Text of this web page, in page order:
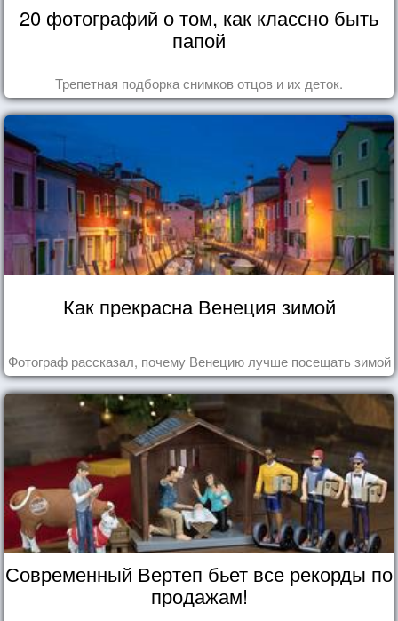
20 фотографий о том, как классно быть
папой
Трепетная подборка снимков отцов и их деток.
Как прекрасна Венеция зимой
Фотограф рассказал, почему Венецию лучше посещать зимой
Современный Вертеп бьет все рекорды по
продажам!